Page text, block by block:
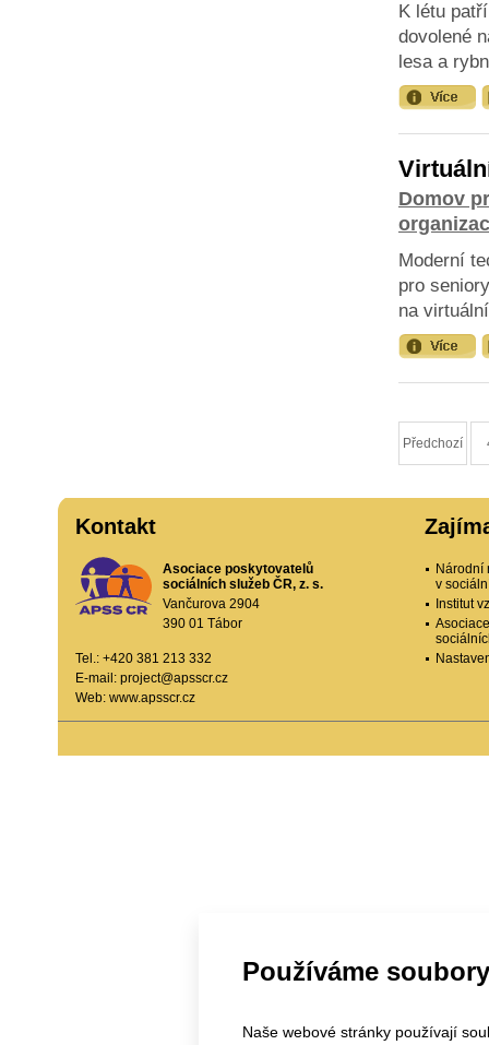
Používáme
Naše webové stránky používají
K létu
dovolené
lesa a
Domov
Moderní
pro
na
Předchozí
Kontakt
Asociace poskytovatelů
sociálních služeb ČR, z. s.
Vančurova 2904
390 01 Tábor
Tel.: +420 381 213 332
E-mail: project@apsscr.cz
Web: www.apsscr.cz
Národní
v
Institut